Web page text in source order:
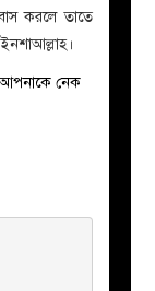
করলে তাতে
আপনাকে নেক